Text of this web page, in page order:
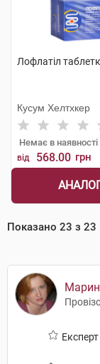
Лофлатіл
Кусум Хелтхкер
Немає в наявності
від 568.00 грн
Показано 23 з 23